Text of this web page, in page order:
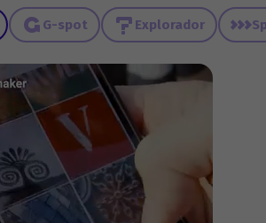
G-spot Explorador